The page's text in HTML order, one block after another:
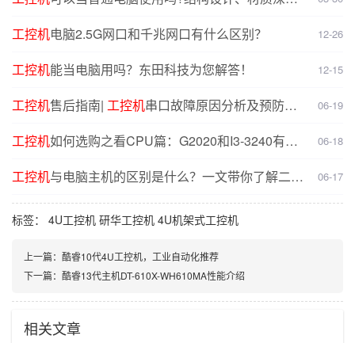
工控机电脑2.5G网口和千兆网口有什么区别？ 12-26
工控机能当电脑用吗？东田科技为您解答！ 12-15
工控机售后指南| 工控机串口故障原因分析及预防解
06-19
工控机如何选购之看CPU篇：G2020和I3-3240有什
06-18
工控机与电脑主机的区别是什么？一文带你了解二者
核心差异
06-17
标签： 4U工控机 研华工控机 4U机架式工控机
上一篇： 酷睿10代4U工控机，工业自动化推荐
下一篇： 酷睿13代主机DT-610X-WH610MA性能介绍
相关文章